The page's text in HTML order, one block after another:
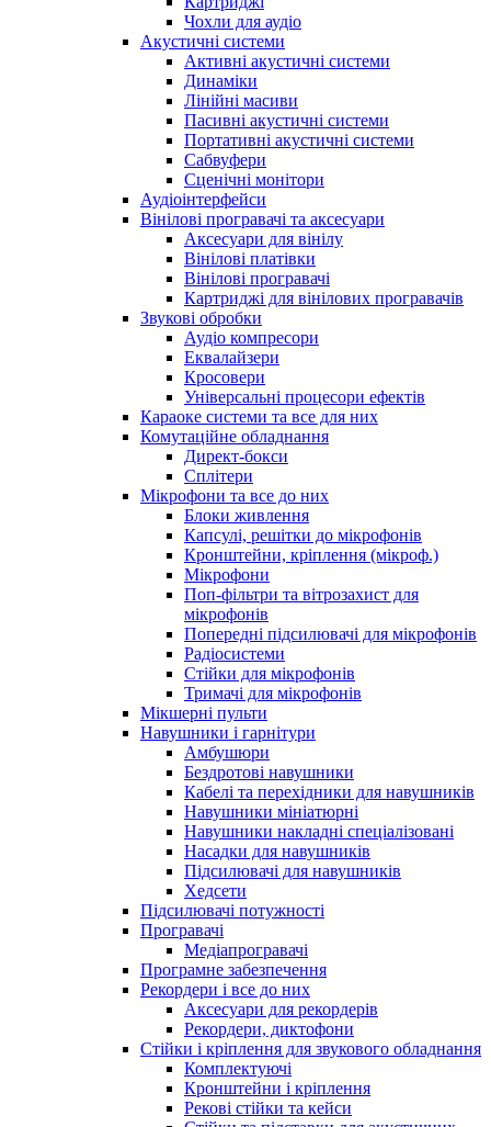
Чохли для аудіо
Акустичні системи
Активні акустичні системи
Динаміки
Лінійні масиви
Пасивні акустичні системи
Портативні акустичні системи
Сабвуфери
Сценічні монітори
Аудіоінтерфейси
Вінілові програвачі та аксесуари
Аксесуари для вінілу
Вінілові платівки
Вінілові програвачі
Картриджі для вінілових програвачів
Звукові обробки
Аудіо компресори
Еквалайзери
Кросовери
Універсальні процесори ефектів
Караоке системи та все для них
Комутаційне обладнання
Директ-бокси
Сплітери
Мікрофони та все до них
Блоки живлення
Капсулі, решітки до мікрофонів
Кронштейни, кріплення (мікроф.)
Мікрофони
Поп-фільтри та вітрозахист для
мікрофонів
Попередні підсилювачі для мікрофонів
Радіосистеми
Стійки для мікрофонів
Тримачі для мікрофонів
Мікшерні пульти
Навушники і гарнітури
Амбушюри
Бездротові навушники
Кабелі та перехідники для навушників
Навушники мініатюрні
Навушники накладні спеціалізовані
Насадки для навушників
Підсилювачі для навушників
Хедсети
Підсилювачі потужності
Програвачі
Медіапрогравачі
Програмне забезпечення
Рекордери і все до них
Аксесуари для рекордерів
Рекордери, диктофони
Стійки і кріплення для звукового обладнання
Комплектуючі
Кронштейни і кріплення
Рекові стійки та кейси